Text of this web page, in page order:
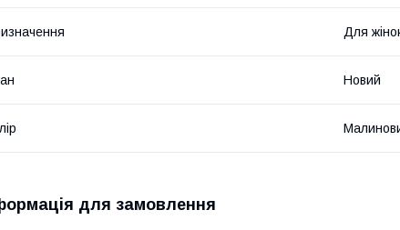
Для
Новий
для замовлення